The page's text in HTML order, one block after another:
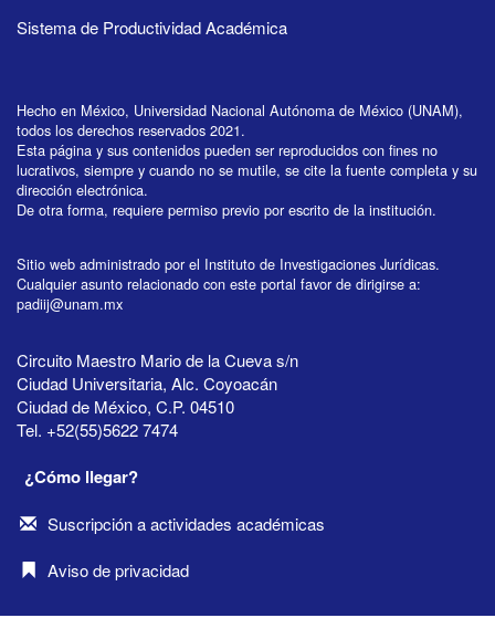
Sistema de Productividad Académica
Hecho en México, Universidad Nacional Autónoma de México (UNAM),
todos los derechos reservados 2021.
Esta página y sus contenidos pueden ser reproducidos con fines no
lucrativos, siempre y cuando no se mutile, se cite la fuente completa y su
dirección electrónica.
De otra forma, requiere permiso previo por escrito de la institución.
Sitio web administrado por el Instituto de Investigaciones Jurídicas.
Cualquier asunto relacionado con este portal favor de dirigirse a:
padiij@unam.mx
Circuito Maestro Mario de la Cueva s/n
Ciudad Universitaria, Alc. Coyoacán
Ciudad de México, C.P. 04510
Tel. +52(55)5622 7474
¿Cómo llegar?
Suscripción a actividades académicas
Aviso de privacidad